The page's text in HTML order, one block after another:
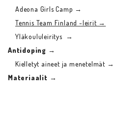
Adeona Girls Camp →
Tennis Team Finland -leirit →
Yläkoululeiritys →
Antidoping →
Kielletyt aineet ja menetelmät →
Materiaalit →